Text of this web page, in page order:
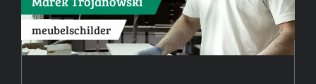
meubelschilder